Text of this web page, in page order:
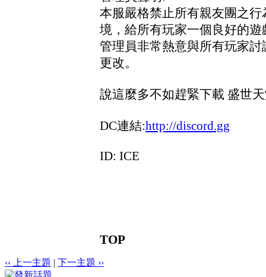
本服嚴格禁止所有親友團之
境，給所有玩家一個良好的遊
管理員非常熱意與所有玩家
更改。
說這麼多不如趕緊下載 盛世
DC連結:http://discord.gg
ID: ICE
TOP
‹‹ 上一主題 | 下一主題 ››